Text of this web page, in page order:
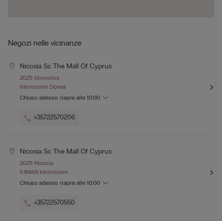
Negozi nelle vicinanze
Nicosia Sc The Mall Of Cyprus
2025 Strovolos
Intimissimi Donna
Chiuso adesso riapre alle 10:00
+35722570206
Nicosia Sc The Mall Of Cyprus
2025 Nicosia
IUMAN Intimissimi
Chiuso adesso riapre alle 10:00
+35722570550